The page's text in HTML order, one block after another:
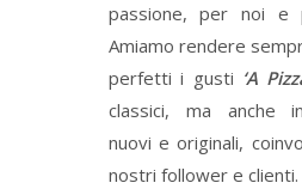
passione, per noi e
Amiamo rendere
perfetti i gusti ‘A
classici, ma anche
nuovi e originali,
nostri follower e clienti.